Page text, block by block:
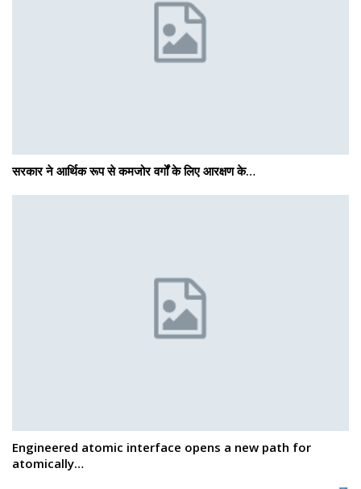
सरकार ने आर्थिक रूप से कमजोर वर्गों के लिए आरक्षण के…
Engineered atomic interface opens a new path for
atomically…